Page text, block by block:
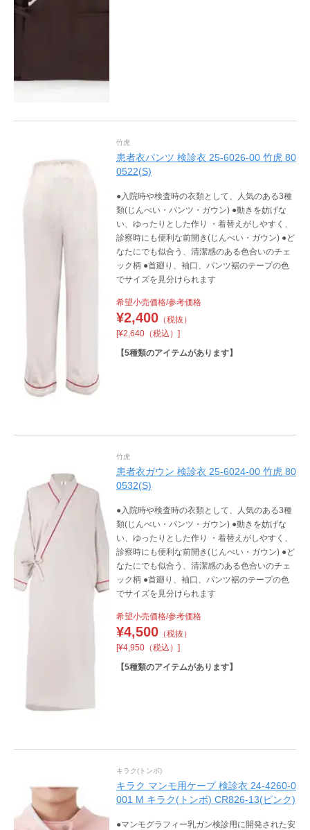
竹虎
患者衣パンツ 検診衣 25-6026-00 竹虎 80
0522(S)
●入院時や検査時の衣類として、人気のある3種
類(じんべい・パンツ・ガウン) ●動きを妨げな
い、ゆったりとした作り ・着替えがしやすく、
診察時にも便利な前開き(じんべい・ガウン) ●ど
なたにでも似合う、清潔感のある色合いのチェ
ック柄 ●首廻り、袖口、パンツ裾のテープの色
でサイズを見分けられます
希望小売価格/参考価格
¥2,400（税抜）
[¥2,640（税込）]
【5種類のアイテムがあります】
竹虎
患者衣ガウン 検診衣 25-6024-00 竹虎 80
0532(S)
●入院時や検査時の衣類として、人気のある3種
類(じんべい・パンツ・ガウン) ●動きを妨げな
い、ゆったりとした作り ・着替えがしやすく、
診察時にも便利な前開き(じんべい・ガウン) ●ど
なたにでも似合う、清潔感のある色合いのチェ
ック柄 ●首廻り、袖口、パンツ裾のテープの色
でサイズを見分けられます
希望小売価格/参考価格
¥4,500（税抜）
[¥4,950（税込）]
【5種類のアイテムがあります】
キラク(トンボ)
キラク マンモ用ケープ 検診衣 24-4260-0
001 M キラク(トンボ) CR826-13(ピンク)
●マンモグラフィー乳ガン検診用に開発された安